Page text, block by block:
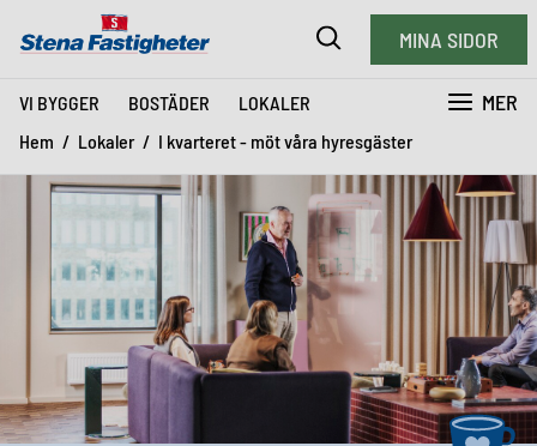
VI BYGGER BOSTÄDER LOKALER MER
MINA SIDOR
Hem Lokaler I kvarteret - möt våra hyresgäster